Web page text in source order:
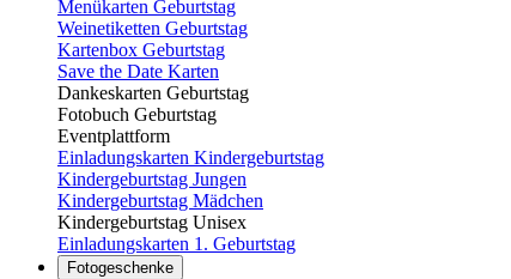
Menükarten Geburtstag
Weinetiketten Geburtstag
Kartenbox Geburtstag
Save the Date Karten
Dankeskarten Geburtstag
Fotobuch Geburtstag
Eventplattform
Einladungskarten Kindergeburtstag
Kindergeburtstag Jungen
Kindergeburtstag Mädchen
Kindergeburtstag Unisex
Einladungskarten 1. Geburtstag
Fotogeschenke